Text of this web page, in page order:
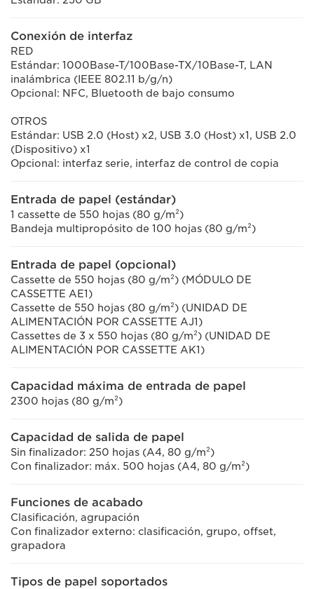
Conexión de interfaz
RED
Estándar: 1000Base-T/100Base-TX/10Base-T, LAN
inalámbrica (IEEE 802.11 b/g/n)
Opcional: NFC, Bluetooth de bajo consumo
OTROS
Estándar: USB 2.0 (Host) x2, USB 3.0 (Host) x1, USB 2.0
(Dispositivo) x1
Opcional: interfaz serie, interfaz de control de copia
Entrada de papel (estándar)
1 cassette de 550 hojas (80 g/m²)
Bandeja multipropósito de 100 hojas (80 g/m²)
Entrada de papel (opcional)
Cassette de 550 hojas (80 g/m²) (MÓDULO DE
CASSETTE AE1)
Cassette de 550 hojas (80 g/m²) (UNIDAD DE
ALIMENTACIÓN POR CASSETTE AJ1)
Cassettes de 3 x 550 hojas (80 g/m²) (UNIDAD DE
ALIMENTACIÓN POR CASSETTE AK1)
Capacidad máxima de entrada de papel
2300 hojas (80 g/m²)
Capacidad de salida de papel
Sin finalizador: 250 hojas (A4, 80 g/m²)
Con finalizador: máx. 500 hojas (A4, 80 g/m²)
Funciones de acabado
Clasificación, agrupación
Con finalizador externo: clasificación, grupo, offset,
grapadora
Tipos de papel soportados